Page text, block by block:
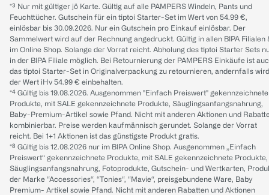
*³ Nur mit gültiger jö Karte. Gültig auf alle PAMPERS Windeln, Pants und
Feuchttücher. Gutschein für ein tiptoi Starter-Set im Wert von 54.99 €,
einlösbar bis 30.09.2026. Nur ein Gutschein pro Einkauf einlösbar. Der
Sammelwert wird auf der Rechnung angedruckt. Gültig in allen BIPA Filialen
im Online Shop. Solange der Vorrat reicht. Abholung des tiptoi Starter Sets
in der BIPA Filiale möglich. Bei Retournierung der PAMPERS Einkäufe ist
das tiptoi Starter-Set in Originalverpackung zu retournieren, andernfalls wird
der Wert iHv 54.99 € einbehalten.
*⁴ Gültig bis 19.08.2026. Ausgenommen "Einfach Preiswert" gekennzeichnete
Produkte, mit SALE gekennzeichnete Produkte, Säuglingsanfangsnahrung,
Baby-Premium-Artikel sowie Pfand. Nicht mit anderen Aktionen und
kombinierbar. Preise werden kaufmännisch gerundet. Solange der Vorrat
reicht. Bei 1+1 Aktionen ist das günstigste Produkt gratis.
*⁸ Gültig bis 12.08.2026 nur im BIPA Online Shop. Ausgenommen „Einfach
Preiswert“ gekennzeichnete Produkte, mit SALE gekennzeichnete Produkte,
Säuglingsanfangsnahrung, Fotoprodukte, Gutschein- und Wertkarten,
der Marke “Accessories“, “Tonies“, “Mavie“, preisgebundene Ware, Baby
Premium- Artikel sowie Pfand. Nicht mit anderen Rabatten und Aktionen